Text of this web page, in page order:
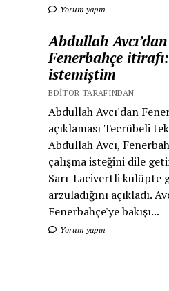
Yorum yapın
Abdullah Avcı’dan
Fenerbahçe
istemiştim
EDITOR TARAFINDAN
Abdullah Avcı'dan
açıklaması Tecrübeli
Abdullah Avcı,
çalışma isteğini dile
Sarı-Lacivertli kulüpte
arzuladığını açıkladı.
Fenerbahçe'ye bakışı...
Yorum yapın